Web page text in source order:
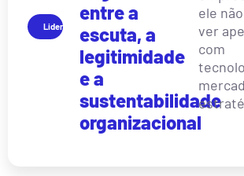
Liderança
entre a
escuta, a
legitimidade
e a
sustentabilidade
organizacional
ele
ver
com